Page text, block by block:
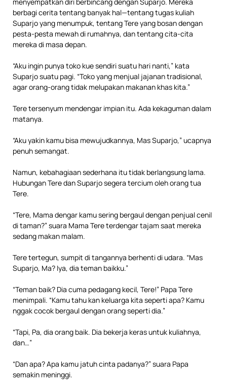
berbagi cerita tentang banyak hal—tentang tugas kuliah
Suparjo yang menumpuk, tentang Tere yang bosan dengan
pesta-pesta mewah di rumahnya, dan tentang cita-cita
mereka di masa depan.
“Aku ingin punya toko kue sendiri suatu hari nanti,” kata
Suparjo suatu pagi. “Toko yang menjual jajanan tradisional,
agar orang-orang tidak melupakan makanan khas kita.”
Tere tersenyum mendengar impian itu. Ada kekaguman dalam
matanya.
“Aku yakin kamu bisa mewujudkannya, Mas Suparjo,” ucapnya
penuh semangat.
Namun, kebahagiaan sederhana itu tidak berlangsung lama.
Hubungan Tere dan Suparjo segera tercium oleh orang tua
Tere.
“Tere, Mama dengar kamu sering bergaul dengan penjual cenil
di taman?” suara Mama Tere terdengar tajam saat mereka
sedang makan malam.
Tere tertegun, sumpit di tangannya berhenti di udara. “Mas
Suparjo, Ma? Iya, dia teman baikku.”
“Teman baik? Dia cuma pedagang kecil, Tere!” Papa Tere
menimpali. “Kamu tahu kan keluarga kita seperti apa? Kamu
nggak cocok bergaul dengan orang seperti dia.”
“Tapi, Pa, dia orang baik. Dia bekerja keras untuk kuliahnya,
dan…”
“Dan apa? Apa kamu jatuh cinta padanya?” suara Papa
semakin meninggi.